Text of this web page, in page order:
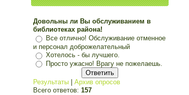
Довольны ли Вы обслуживанием в
библиотеках района!
Все отлично! Обслуживание отменное
и персонал доброжелательный
Хотелось - бы лучшего.
Просто ужасно! Врагу не пожелаешь.
Результаты| Архив опросов
Всего ответов: 157